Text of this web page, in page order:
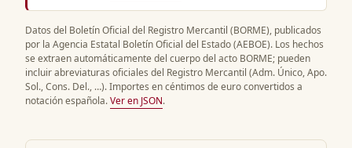
Datos del Boletín Oficial del Registro Mercantil (BORME), publicados
por la Agencia Estatal Boletín Oficial del Estado (AEBOE). Los hechos
se extraen automáticamente del cuerpo del acto BORME; pueden
incluir abreviaturas oficiales del Registro Mercantil (Adm. Único, Apo.
Sol., Cons. Del., …). Importes en céntimos de euro convertidos a
notación española.Ver en JSON.